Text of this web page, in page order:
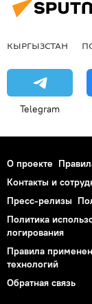
КЫРГЫЗСТАН
Telegram
О проекте
Контакты и
Пресс-релизы
Политика
логирования
Правила
технологий
Обратная связь